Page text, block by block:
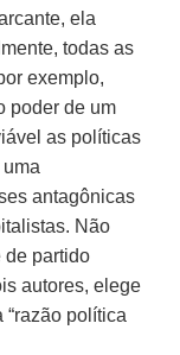
ela
todas as
exemplo,
poder de um
as políticas
antagônicas
Não
de partido
autores, elege
política